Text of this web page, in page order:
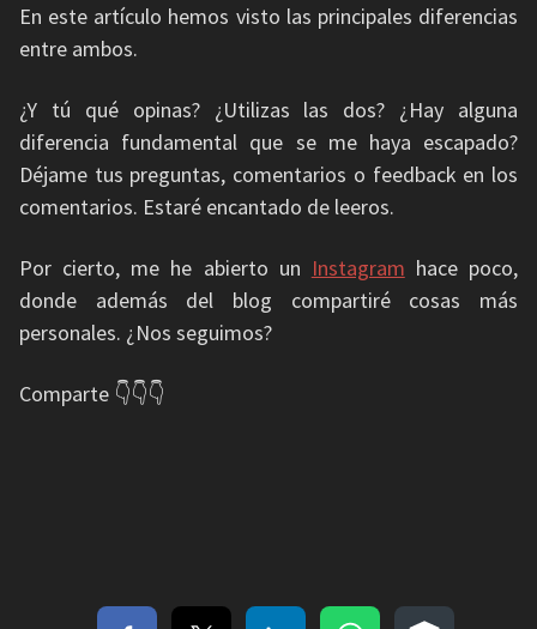
En este artículo hemos visto las principales diferencias
entre ambos.
¿Y tú qué opinas? ¿Utilizas las dos? ¿Hay alguna
diferencia fundamental que se me haya escapado?
Déjame tus preguntas, comentarios o feedback en los
comentarios. Estaré encantado de leeros.
Por cierto, me he abierto un Instagram hace poco,
donde además del blog compartiré cosas más
personales. ¿Nos seguimos?
Comparte 👇👇👇